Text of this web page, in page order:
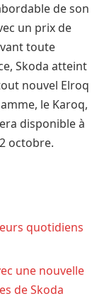
de son
un prix de
toute
Skoda atteint
nouvel Elroq
le Karoq,
disponible à
octobre.
quotidiens
une nouvelle
de Skoda